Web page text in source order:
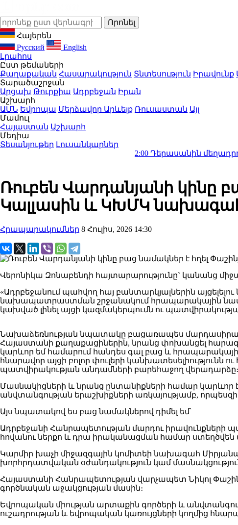
Հայերեն
Русский
English
Լրահոս
Ըստ թեմաների
Քաղաքական Հասարակություն Տնտեսություն Իրավունք
Տարածաշրջան
Արցախ Թուրքիա Ադրբեջան Իրան
Աշխարհ
ԱՄՆ Եվրոպա Մերձավոր Արևելք Ռուսաստան Այլ
Մամուլ
Հայաստան Աշխարհ
Մեդիա
Տեսանյութեր Լուսանկարներ
Դերասանին մեղադրում են
Ռուբեն Վարդանյանի կինը
Կալլասին և ԿԽՄԿ
Հրապարակումներ 8 Հուլիս, 2026 14:30
Վերոնիկա Զոնաբենդի հայտարարությունը` կանանց
«Ադրբեջանում պահվող հայ բանտարկյալներին
նախապատրաստման շրջանակում հրապարակային
կախված լինել այցի կազմակերպումն ու
Նախաձեռնության նպատակը բացառապես
Հայաստանի քաղաքացիներին, նրանց փոխանցել
կարևոր եմ համարում հանդես գալ բաց և
հնարավոր այցի բոլոր փուլերի կանխատեսելիությունն
պատվիրակության անդամների բարեհաջող վերադարձը։
Մասնակիցների և նրանց ընտանիքների համար
անվտանգության երաշխիքների առկայությամբ,
Այս նպատակով ես բաց նամակներով դիմել եմ՝
Ադրբեջանի Հանրապետության մարդու իրավունքների
հովանու ներքո և դրա իրականացման համար
Կարմիր խաչի միջազգային կոմիտեի նախագահ Միրյանա
խորհրդատվական օժանդակություն կամ մասնակցություն
Հայաստանի Հանրապետության վարչապետ Նիկոլ
գործնական աջակցության մասին։
Եվրոպական միության արտաքին գործերի և
ուշադրության և եվրոպական կառույցների կողմից